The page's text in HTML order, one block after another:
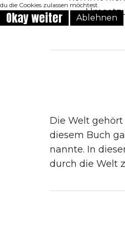
Die Welt
diesem Buch
nannte. In
durch die Welt
du die Cookies zulassen möchtest.
Okay weiter Ablehnen